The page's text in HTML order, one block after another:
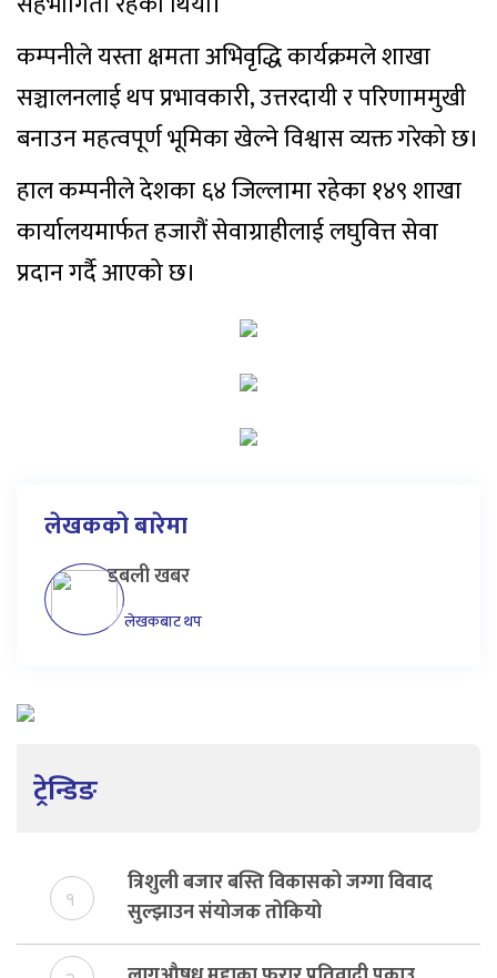
कम्पनीले यस्ता क्षमता अभिवृद्धि कार्यक्रमले शाखा
सञ्चालनलाई थप प्रभावकारी, उत्तरदायी र परिणाममुखी
बनाउन महत्वपूर्ण भूमिका खेल्ने विश्वास व्यक्त गरेको छ।
हाल कम्पनीले देशका ६४ जिल्लामा रहेका १४९ शाखा
कार्यालयमार्फत हजारौं सेवाग्राहीलाई लघुवित्त सेवा
प्रदान गर्दै आएको छ।
लेखकको बारेमा
डबली खबर
लेखकबाट थप
ट्रेन्डिङ
१
त्रिशुली बजार बस्ति विकासको जग्गा विवाद
सुल्झाउन संयोजक तोकियो